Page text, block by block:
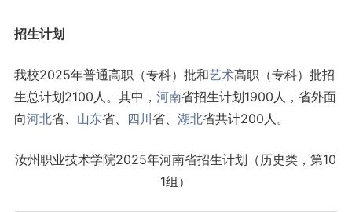
招生计划
我校2025年普通高职（专科）批和艺术高职（专科）批招
生总计划2100人。其中， 河南省招生计划1900人，省外面
向河北省、 山东省、 四川 省、 湖北省共计200人。
汝州职业技术学院2025年河南省招生计划（历史类，第10
1组）